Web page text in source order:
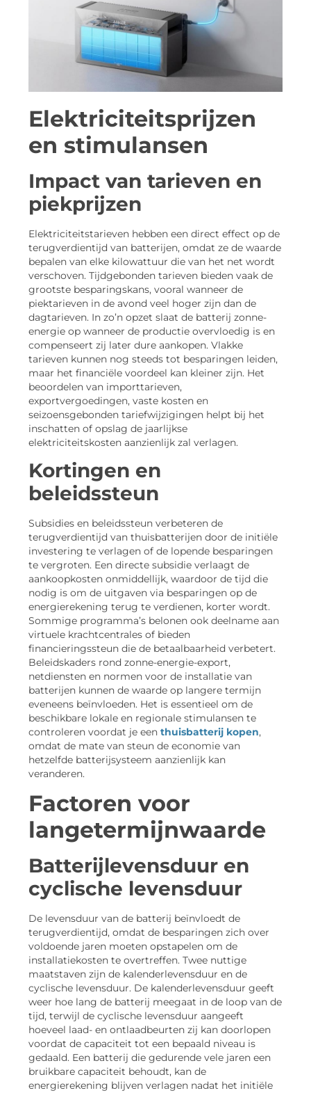
Elektriciteitsprijzen
en stimulansen
Impact van tarieven en
piekprijzen
Elektriciteitstarieven hebben een direct effect op de
terugverdientijd van batterijen, omdat ze de waarde
bepalen van elke kilowattuur die van het net wordt
verschoven. Tijdgebonden tarieven bieden vaak de
grootste besparingskans, vooral wanneer de
piektarieven in de avond veel hoger zijn dan de
dagtarieven. In zo’n opzet slaat de batterij zonne-
energie op wanneer de productie overvloedig is en
compenseert zij later dure aankopen. Vlakke
tarieven kunnen nog steeds tot besparingen leiden,
maar het financiële voordeel kan kleiner zijn. Het
beoordelen van importtarieven,
exportvergoedingen, vaste kosten en
seizoensgebonden tariefwijzigingen helpt bij het
inschatten of opslag de jaarlijkse
elektriciteitskosten aanzienlijk zal verlagen.
Kortingen en
beleidssteun
Subsidies en beleidssteun verbeteren de
terugverdientijd van thuisbatterijen door de initiële
investering te verlagen of de lopende besparingen
te vergroten. Een directe subsidie verlaagt de
aankoopkosten onmiddellijk, waardoor de tijd die
nodig is om de uitgaven via besparingen op de
energierekening terug te verdienen, korter wordt.
Sommige programma’s belonen ook deelname aan
virtuele krachtcentrales of bieden
financieringssteun die de betaalbaarheid verbetert.
Beleidskaders rond zonne-energie-export,
netdiensten en normen voor de installatie van
batterijen kunnen de waarde op langere termijn
eveneens beïnvloeden. Het is essentieel om de
beschikbare lokale en regionale stimulansen te
controleren voordat je een thuisbatterij kopen,
omdat de mate van steun de economie van
hetzelfde batterijsysteem aanzienlijk kan
veranderen.
Factoren voor
langetermijnwaarde
Batterijlevensduur en
cyclische levensduur
De levensduur van de batterij beïnvloedt de
terugverdientijd, omdat de besparingen zich over
voldoende jaren moeten opstapelen om de
installatiekosten te overtreffen. Twee nuttige
maatstaven zijn de kalenderlevensduur en de
cyclische levensduur. De kalenderlevensduur geeft
weer hoe lang de batterij meegaat in de loop van de
tijd, terwijl de cyclische levensduur aangeeft
hoeveel laad- en ontlaadbeurten zij kan doorlopen
voordat de capaciteit tot een bepaald niveau is
gedaald. Een batterij die gedurende vele jaren een
bruikbare capaciteit behoudt, kan de
energierekening blijven verlagen nadat het initiële